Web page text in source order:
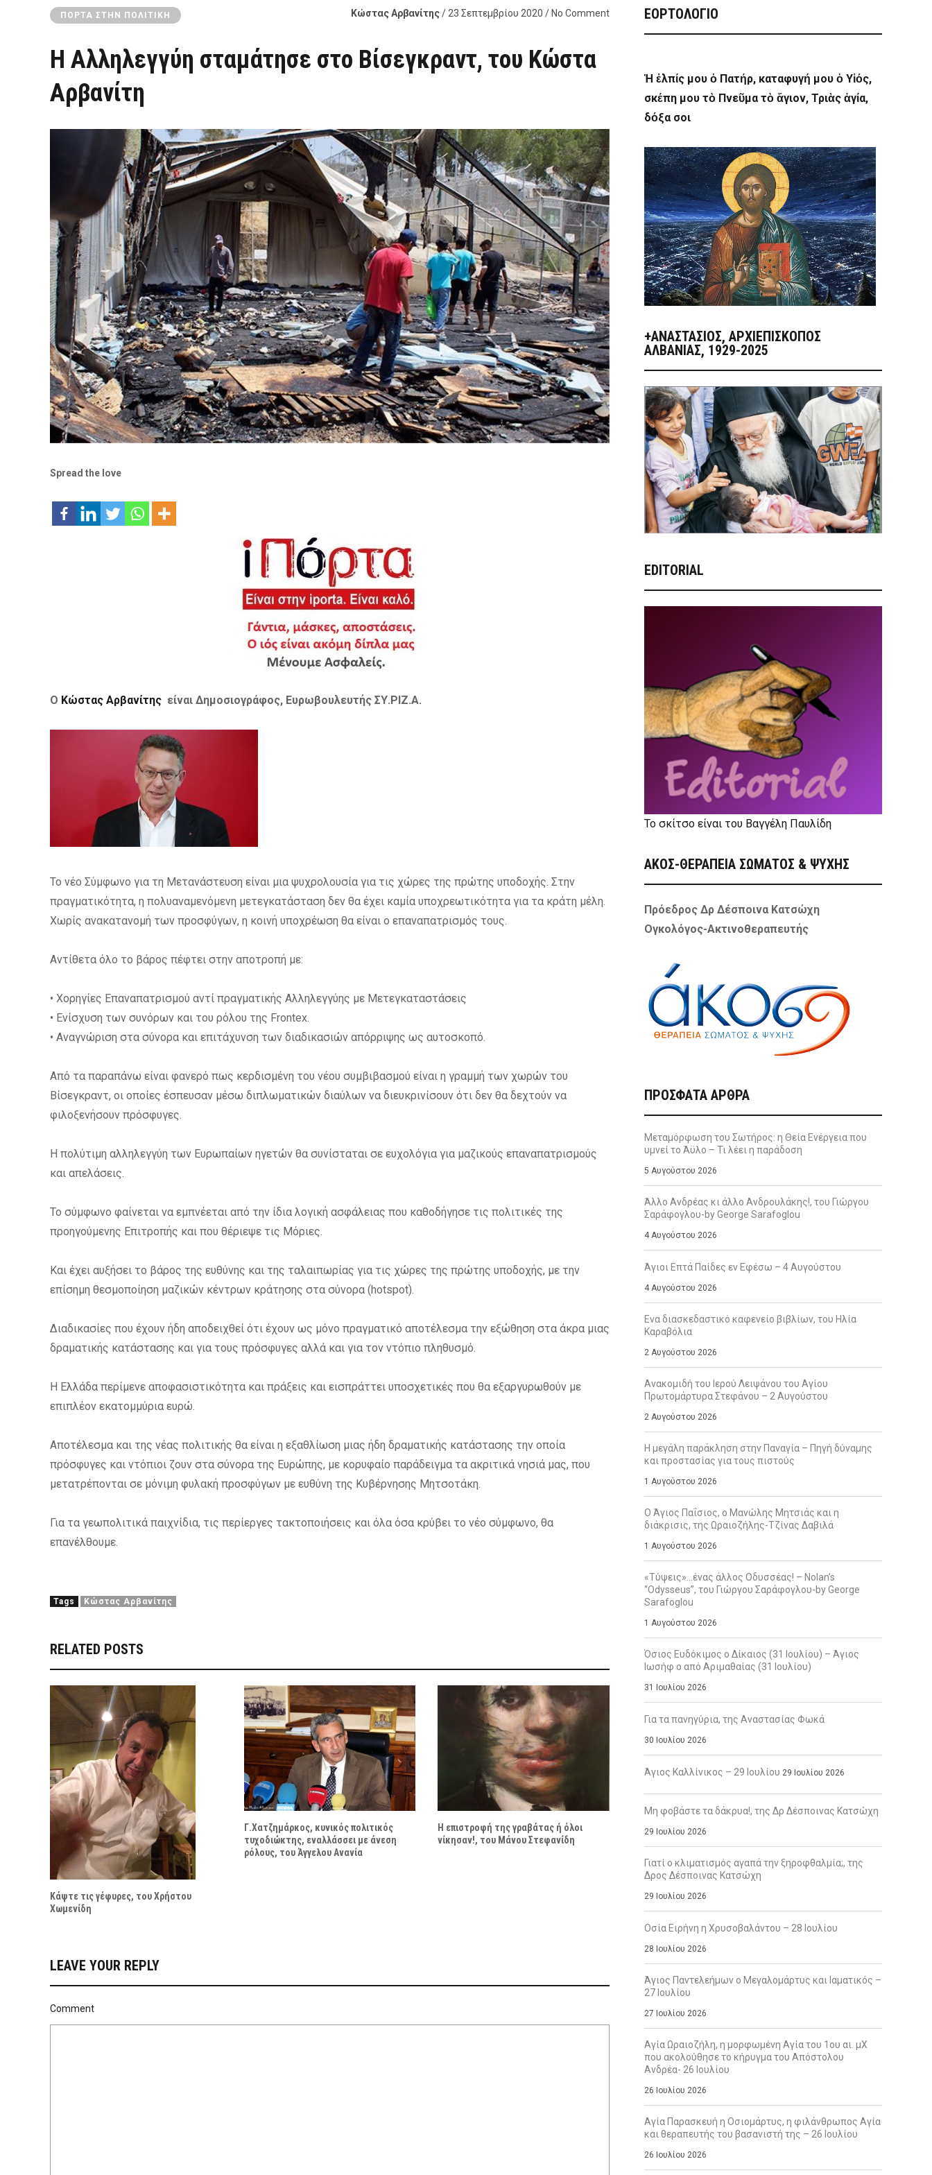
ΠΌΡΤΑ ΣΤΗΝ ΠΟΛΙΤΙΚΉ Κώστας Αρβανίτης/ 23 Σεπτεμβρίου 2020 / No Comment
Η Αλληλεγγύη σταμάτησε στο Βίσεγκραντ, του Κώστα
Αρβανίτη
Spread the love
Ο Κώστας Αρβανίτης είναι Δημοσιογράφος, Ευρωβουλευτής ΣΥ.ΡΙΖ.Α.
Το νέο Σύμφωνο για τη Μετανάστευση είναι μια ψυχρολουσία για τις χώρες της πρώτης υποδοχής. Στην
πραγματικότητα, η πολυαναμενόμενη μετεγκατάσταση δεν θα έχει καμία υποχρεωτικότητα για τα κράτη μέλη.
Χωρίς ανακατανομή των προσφύγων, η κοινή υποχρέωση θα είναι ο επαναπατρισμός τους.
Αντίθετα όλο το βάρος πέφτει στην αποτροπή με:
• Χορηγίες Επαναπατρισμού αντί πραγματικής Αλληλεγγύης με Μετεγκαταστάσεις
• Ενίσχυση των συνόρων και του ρόλου της Frontex.
• Αναγνώριση στα σύνορα και επιτάχυνση των διαδικασιών απόρριψης ως αυτοσκοπό.
Από τα παραπάνω είναι φανερό πως κερδισμένη του νέου συμβιβασμού είναι η γραμμή των χωρών του
Βίσεγκραντ, οι οποίες έσπευσαν μέσω διπλωματικών διαύλων να διευκρινίσουν ότι δεν θα δεχτούν να
φιλοξενήσουν πρόσφυγες.
Η πολύτιμη αλληλεγγύη των Ευρωπαίων ηγετών θα συνίσταται σε ευχολόγια για μαζικούς επαναπατρισμούς
και απελάσεις.
Το σύμφωνο φαίνεται να εμπνέεται από την ίδια λογική ασφάλειας που καθοδήγησε τις πολιτικές της
προηγούμενης Επιτροπής και που θέριεψε τις Μόριες.
Και έχει αυξήσει το βάρος της ευθύνης και της ταλαιπωρίας για τις χώρες της πρώτης υποδοχής, με την
επίσημη θεσμοποίηση μαζικών κέντρων κράτησης στα σύνορα (hotspot).
Διαδικασίες που έχουν ήδη αποδειχθεί ότι έχουν ως μόνο πραγματικό αποτέλεσμα την εξώθηση στα άκρα μιας
δραματικής κατάστασης και για τους πρόσφυγες αλλά και για τον ντόπιο πληθυσμό.
Η Ελλάδα περίμενε αποφασιστικότητα και πράξεις και εισπράττει υποσχετικές που θα εξαργυρωθούν με
επιπλέον εκατομμύρια ευρώ.
Αποτέλεσμα και της νέας πολιτικής θα είναι η εξαθλίωση μιας ήδη δραματικής κατάστασης την οποία
πρόσφυγες και ντόπιοι ζουν στα σύνορα της Ευρώπης, με κορυφαίο παράδειγμα τα ακριτικά νησιά μας, που
μετατρέπονται σε μόνιμη φυλακή προσφύγων με ευθύνη της Κυβέρνησης Μητσοτάκη.
Για τα γεωπολιτικά παιχνίδια, τις περίεργες τακτοποιήσεις και όλα όσα κρύβει το νέο σύμφωνο, θα
επανέλθουμε.
Tags Κώστας Αρβανίτης
RELATED POSTS
Κάψτε τις γέφυρες, του Χρήστου
Χωμενίδη
Γ.Χατζημάρκος, κυνικός πολιτικός
τυχοδιώκτης, εναλλάσσει με άνεση
ρόλους, του Άγγελου Ανανία
Η επιστροφή της γραβάτας ή όλοι
νίκησαν!, του Μάνου Στεφανίδη
LEAVE YOUR REPLY
Comment
ΕΟΡΤΟΛΟΓΙΟ
Ἡ ἐλπίς μου ὁ Πατήρ, καταφυγή μου ὁ Υἱός,
σκέπη μου τὸ Πνεῦμα τὸ ἅγιον, Τριὰς ἁγία,
δόξα σοι
+ΑΝΑΣΤΆΣΙΟΣ, ΑΡΧΙΕΠΊΣΚΟΠΟΣ
ΑΛΒΑΝΊΑΣ, 1929-2025
EDITORIAL
Το σκίτσο είναι του Βαγγέλη Παυλίδη
ΑΚΟΣ-ΘΕΡΑΠΕΙΑ ΣΩΜΑΤΟΣ & ΨΥΧΗΣ
Πρόεδρος Δρ Δέσποινα Κατσώχη
Ογκολόγος-Ακτινοθεραπευτής
ΠΡΌΣΦΑΤΑ ΆΡΘΡΑ
Μεταμόρφωση του Σωτήρος: η Θεία Ενέργεια που
υμνεί το Άϋλο – Τι λέει η παράδοση
5 Αυγούστου 2026
Άλλο Ανδρέας κι άλλο Ανδρουλάκης!, του Γιώργου
Σαράφογλου-by George Sarafoglou
4 Αυγούστου 2026
Άγιοι Επτά Παίδες εν Εφέσω – 4 Αυγούστου
4 Αυγούστου 2026
Ενα διασκεδαστικό καφενείο βιβλίων, του Ηλία
Καραβόλια
2 Αυγούστου 2026
Ανακομιδή του Ιερού Λειψάνου του Αγίου
Πρωτομάρτυρα Στεφάνου – 2 Αυγούστου
2 Αυγούστου 2026
Η μεγάλη παράκληση στην Παναγία – Πηγή δύναμης
και προστασίας για τους πιστούς
1 Αυγούστου 2026
Ο Άγιος Παΐσιος, ο Μανώλης Μητσιάς και η
διάκρισις, της Ωραιοζήλης-Τζίνας Δαβιλά
1 Αυγούστου 2026
«Τύψεις»…ένας άλλος Οδυσσέας! – Nolan’s
“Odysseus”, του Γιώργου Σαράφογλου-by George
Sarafoglou
1 Αυγούστου 2026
Όσιος Ευδόκιμος ο Δίκαιος (31 Ιουλίου) – Άγιος
Ιωσήφ ο από Αριμαθαίας (31 Ιουλίου)
31 Ιουλίου 2026
Για τα πανηγύρια, της Αναστασίας Φωκά
30 Ιουλίου 2026
Άγιος Καλλίνικος – 29 Ιουλίου 29 Ιουλίου 2026
Μη φοβάστε τα δάκρυα!, της Δρ Δέσποινας Κατσώχη
29 Ιουλίου 2026
Γιατί ο κλιματισμός αγαπά την ξηροφθαλμία;, της
Δρος Δέσποινας Κατσώχη
29 Ιουλίου 2026
Οσία Ειρήνη η Χρυσοβαλάντου – 28 Ιουλίου
28 Ιουλίου 2026
Άγιος Παντελεήμων ο Μεγαλομάρτυς και Ιαματικός –
27 Ιουλίου
27 Ιουλίου 2026
Αγία Ωραιοζήλη, η μορφωμένη Αγία του 1ου αι. μΧ
που ακολούθησε το κήρυγμα του Απόστολου
Ανδρέα- 26 Ιουλίου
26 Ιουλίου 2026
Αγία Παρασκευή η Οσιομάρτυς, η φιλάνθρωπος Αγία
και θεραπευτής του βασανιστή της – 26 Ιουλίου
26 Ιουλίου 2026